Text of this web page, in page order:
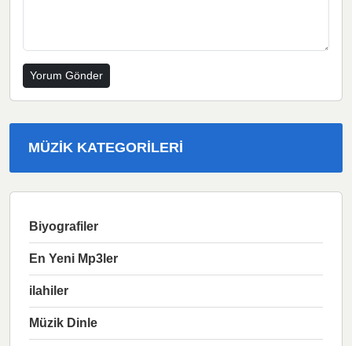
MÜZIK KATEGORILERI
Biyografiler
En Yeni Mp3ler
ilahiler
Müzik Dinle